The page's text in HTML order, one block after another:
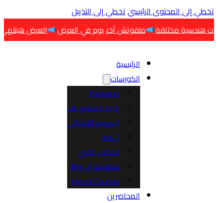
إلى المحتوى الرئيسيتخطي إلى التذييل
متفوتش آخر يوم في العرض
العرض هينتهي اليوم
الرئيسية
الكورسات
Packages
إدارة المشروعات
التصميم الإنشائي
التنفيذ
المكتب الفني
منظومة الـ Bim
Hybrid Courses
المحاضرين